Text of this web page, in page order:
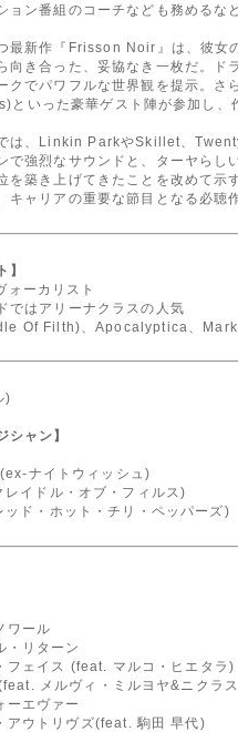
ョン番組のコーチなども務めるな
最新作『Frisson Noir』は、彼女
向き合った、妥協なき一枚だ。ド
ークでパワフルな世界観を提示
いった豪華ゲスト陣が参加し、
は、Linkin ParkやSkillet、
で強烈なサウンドと、ターヤら
を築き上げてきたことを改めて
キャリアの重要な節目となる必聴
】
ォーカリスト
ではアリーナクラスの人気
Of Filth)、Apocalyptica、
)
シャン】
ナイトウィッシュ)
レイドル・オブ・フィルス)
ッド・ホット・チリ・ペッパーズ)
ワール
・リターン
フェイス (feat. マルコ・ヒエタラ)
メルヴィ・ミルヨヤ&ニクラ
ーエヴァー
アウトリヴズ(feat. 駒田 早代)